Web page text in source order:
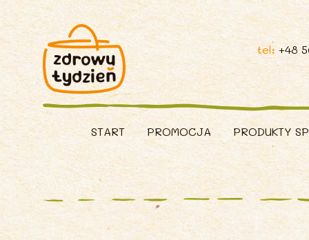
tel: +48
START PROMOCJA PRODUKTY